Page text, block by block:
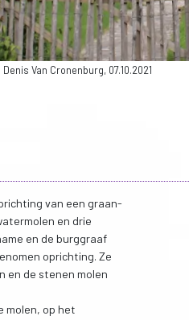
Van Cronenburg, 07.10.2021
van een graan-
en drie
en de burggraaf
oprichting. Ze
en de stenen molen
molen, op het